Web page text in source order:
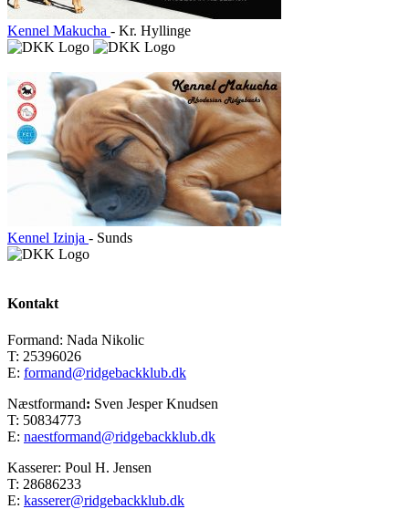
Kennel Makucha - Kr. Hyllinge
Kennel Izinja - Sunds
Kontakt
Formand: Nada Nikolic
T: 25396026
E: formand@ridgebackklub.dk
Næstformand: Sven Jesper Knudsen
T: 50834773
E: naestformand@ridgebackklub.dk
Kasserer: Poul H. Jensen
T: 28686233
E: kasserer@ridgebackklub.dk